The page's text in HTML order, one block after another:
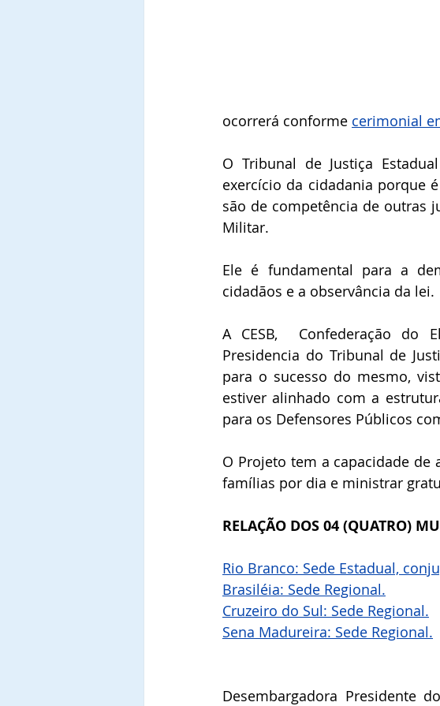
ocorrerá conforme cerimonial
O Tribunal de Justiça
exercício da cidadania porque
são de competência de outras
Militar.
Ele é fundamental para a
cidadãos e a observância da lei.
A CESB,  Confederação do
Presidencia do Tribunal de
para o sucesso do mesmo,
estiver alinhado com a
para os Defensores Públicos
O Projeto tem a capacidade de
famílias por dia e ministrar
RELAÇÃO DOS 04 (QUATRO)
Rio Branco: Sede Estadual,
Brasiléia: Sede Regional.
Cruzeiro do Sul: Sede Regional.
Sena Madureira: Sede Regional.
Desembargadora Presidente